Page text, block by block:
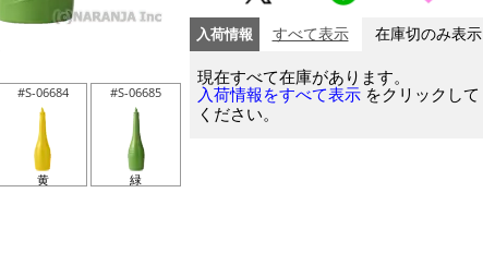
#S-06684
黄
#S-06685
緑
入荷情報 すべて表示 在庫切のみ表示
現在すべて在庫があります。
入荷情報をすべて表示 をクリックして
ください。